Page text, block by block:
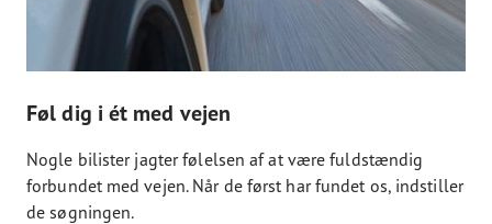
Føl dig i ét med vejen
Nogle bilister jagter følelsen af at være fuldstændig
forbundet med vejen. Når de først har fundet os, indstiller
de søgningen.